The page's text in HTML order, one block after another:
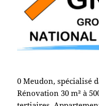
0 Meudon, spécialisé
Rénovation 30 m² à